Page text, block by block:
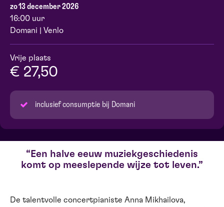
zo 13 december 2026
16:00 uur
Domani | Venlo
Vrije plaats
€ 27,50
inclusief consumptie bij Domani
Een halve eeuw muziekgeschiedenis
komt op meeslepende wijze tot leven.
De talentvolle concertpianiste Anna Mikhailova,